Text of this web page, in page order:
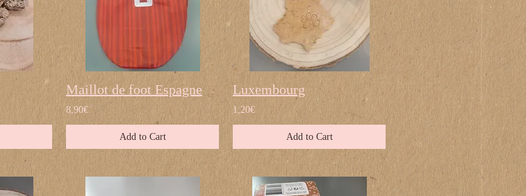
Maillot de foot Espagne
8,90€
Add to Cart
Luxembourg
1,20€
Add to Cart